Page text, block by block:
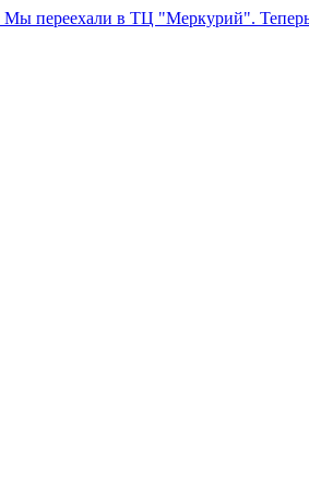
Мы переехали в ТЦ "Меркурий". Теперь